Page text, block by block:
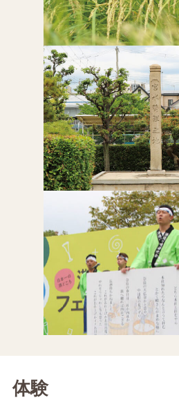
体験